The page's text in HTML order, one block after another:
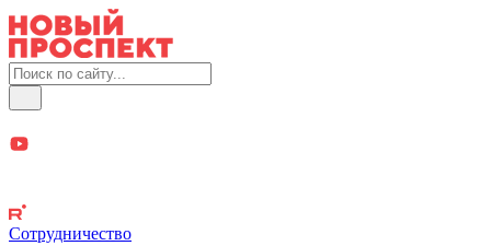
Сотрудничество